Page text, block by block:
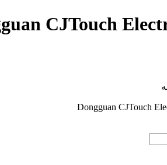
CJTouch
Dongguan CJTouch